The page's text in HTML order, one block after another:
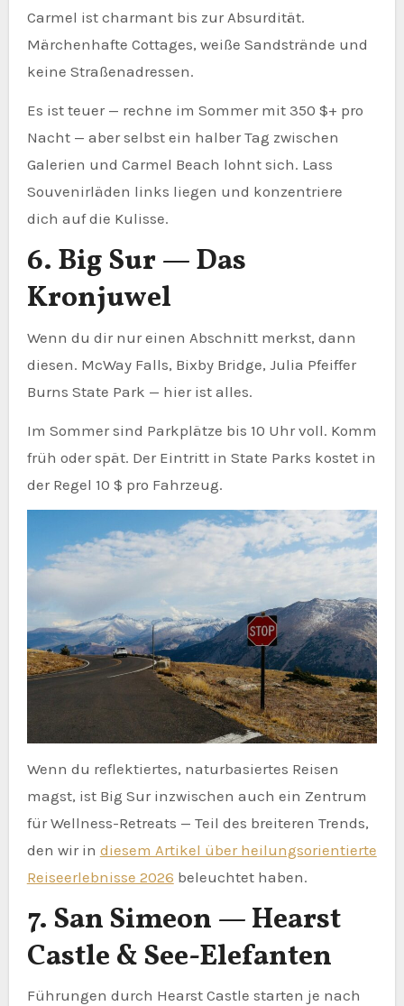
Carmel ist charmant bis zur Absurdität.
Märchenhafte Cottages, weiße Sandstrände und
keine Straßenadressen.
Es ist teuer — rechne im Sommer mit 350 $+ pro
Nacht — aber selbst ein halber Tag zwischen
Galerien und Carmel Beach lohnt sich. Lass
Souvenirläden links liegen und konzentriere
dich auf die Kulisse.
6. Big Sur — Das
Kronjuwel
Wenn du dir nur einen Abschnitt merkst, dann
diesen. McWay Falls, Bixby Bridge, Julia Pfeiffer
Burns State Park — hier ist alles.
Im Sommer sind Parkplätze bis 10 Uhr voll. Komm
früh oder spät. Der Eintritt in State Parks kostet in
der Regel 10 $ pro Fahrzeug.
Wenn du reflektiertes, naturbasiertes Reisen
magst, ist Big Sur inzwischen auch ein Zentrum
für Wellness-Retreats — Teil des breiteren Trends,
den wir in diesem Artikel über heilungsorientierte
Reiseerlebnisse 2026 beleuchtet haben.
7. San Simeon — Hearst
Castle & See-Elefanten
Führungen durch Hearst Castle starten je nach